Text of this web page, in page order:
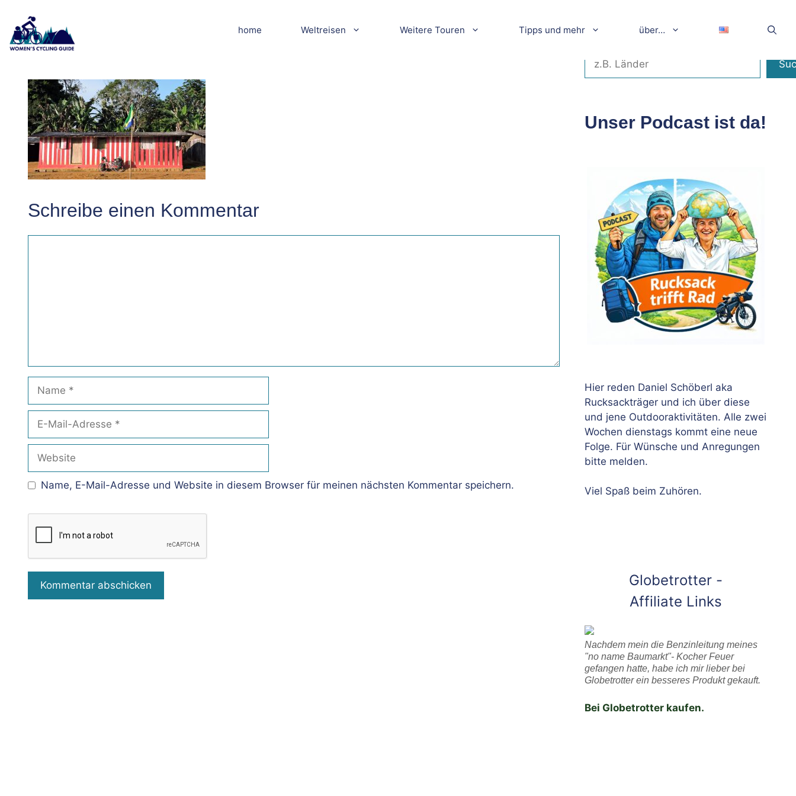
Inhalt
springen
home Weltreisen Weitere Touren Tipps und mehr über…
dscn5185klein
Schreibe einen Kommentar
Mail-
Adresse
Name, E-Mail-Adresse und Website in diesem Browser für meinen nächsten Kommentar speichern.
Unser Podcast ist da!
Hier reden Daniel Schöberl aka
Rucksackträger und ich über diese
und jene Outdooraktivitäten. Alle zwei
Wochen dienstags kommt eine neue
Folge. Für Wünsche und Anregungen
bitte melden.
Viel Spaß beim Zuhören.
Globetrotter -
Affiliate Links
Nachdem mein die Benzinleitung meines
"no name Baumarkt"- Kocher Feuer
gefangen hatte, habe ich mir lieber bei
Globetrotter ein besseres Produkt gekauft.
Bei Globetrotter kaufen.